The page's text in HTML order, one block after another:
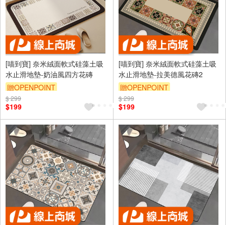
[喵到寶] 奈米絨面軟式硅藻土吸
水止滑地墊-奶油風四方花磚
贈OPENPOINT
$ 299
$199
[喵到寶] 奈米絨面軟式硅藻土吸
水止滑地墊-拉美德風花磚2
贈OPENPOINT
$ 299
$199